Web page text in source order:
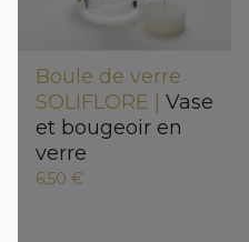
Boule de verre
SOLIFLORE | Vase
et bougeoir en
verre
6,50 €